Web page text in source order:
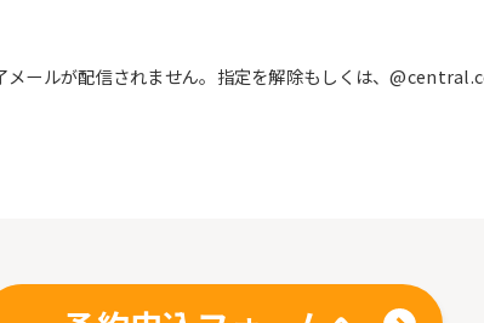
メールが配信されません。指定を解除もしくは、